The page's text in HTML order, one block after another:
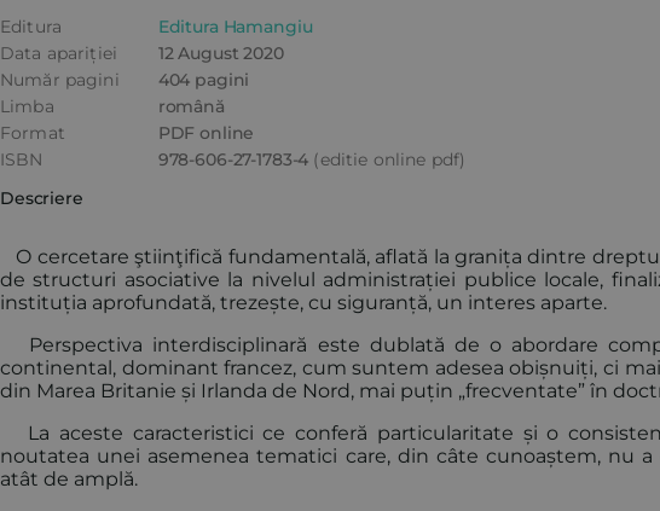
Editura
Editura Hamangiu
Data apariției
12 August 2020
Număr pagini
404 pagini
Limba
română
Format
PDF online
ISBN
978-606-27-1783-4 (editie online pdf)
Descriere
O cercetare ştiinţifică fundamentală, aflată la granița dintre
de structuri asociative la nivelul administrației publice locale,
instituția aprofundată, trezește, cu siguranță, un interes aparte.
Perspectiva interdisciplinară este dublată de o abordare
continental, dominant francez, cum suntem adesea obișnuiți, ci
din Marea Britanie și Irlanda de Nord, mai puțin „frecventate” în
La aceste caracteristici ce conferă particularitate și o
noutatea unei asemenea tematici care, din câte cunoaștem, nu
atât de amplă.